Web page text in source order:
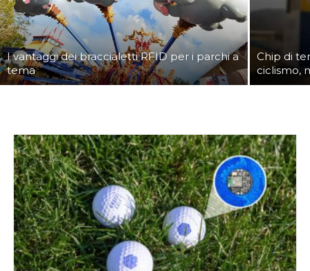
I vantaggi dei braccialetti RFID per i parchi a
tema
Chip di
ciclismo,